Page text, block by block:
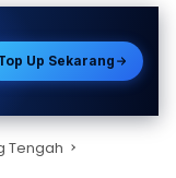
Up Sekarang
Tengah